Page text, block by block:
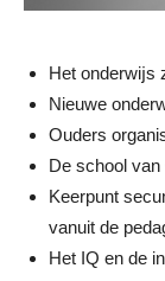
Het onderwĳs
Nieuwe
Ouders
De school
Keerpunt
vanuit de
Het IQ en de